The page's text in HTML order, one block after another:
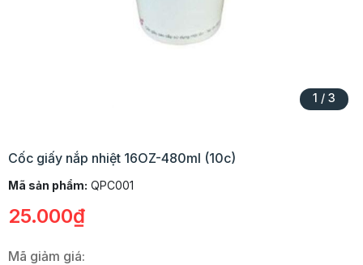
1 / 3
Cốc giấy nắp nhiệt 16OZ-480ml (10c)
Mã sản phẩm: QPC001
25.000₫
Mã giảm giá: